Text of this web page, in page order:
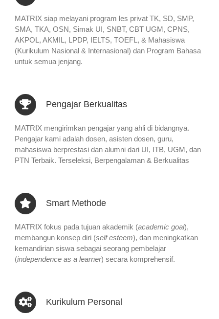
MATRIX siap melayani program les privat TK, SD, SMP,
SMA, TKA, OSN, Simak UI, SNBT, CBT UGM, CPNS,
AKPOL, AKMIL, LPDP, IELTS, TOEFL, & Mahasiswa
(Kurikulum Nasional & Internasional) dan Program Bahasa
untuk semua jenjang.
Pengajar Berkualitas
MATRIX mengirimkan pengajar yang ahli di bidangnya.
Pengajar kami adalah dosen, asisten dosen, guru,
mahasiswa berprestasi dan alumni dari UI, ITB, UGM, dan
PTN Terbaik. Terseleksi, Berpengalaman & Berkualitas
Smart Methode
MATRIX fokus pada tujuan akademik (academic goal),
membangun konsep diri (self esteem), dan meningkatkan
kemandirian siswa sebagai seorang pembelajar
(independence as a learner) secara komprehensif.
Kurikulum Personal